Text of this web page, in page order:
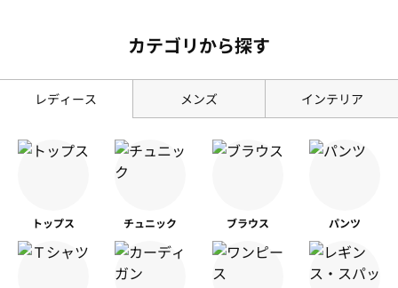
カテゴリから探す
レディース メンズ インテリア
トップス チュニック ブラウス パンツ